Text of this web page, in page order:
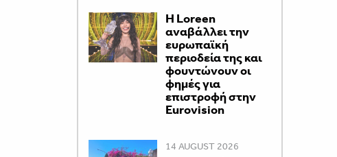
Η Loreen
αναβάλλει την
ευρωπαϊκή
περιοδεία της και
φουντώνουν οι
φημές για
επιστροφή στην
Eurovision
14 AUGUST 2026